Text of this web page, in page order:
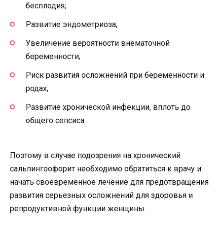
бесплодия;
Развитие эндометриоза;
Увеличение вероятности внематочной
беременности;
Риск развития осложнений при беременности и
родах;
Развитие хронической инфекции, вплоть до
общего сепсиса.
Поэтому в случае подозрения на хронический
сальпингоофорит необходимо обратиться к врачу и
начать своевременное лечение для предотвращения
развития серьезных осложнений для здоровья и
репродуктивной функции женщины.